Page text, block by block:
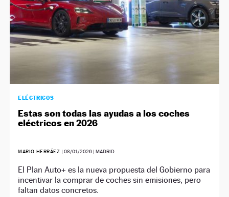
ELÉCTRICOS
Estas son todas las ayudas a los coches
eléctricos en 2026
MARIO HERRÁEZ |08/01/2026 | MADRID
El Plan Auto+ es la nueva propuesta del Gobierno para
incentivar la comprar de coches sin emisiones, pero
faltan datos concretos.